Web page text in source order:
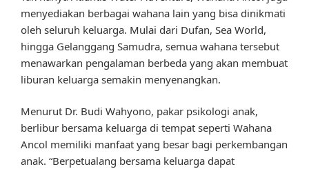
menyediakan berbagai wahana lain yang bisa dinikmati
oleh seluruh keluarga. Mulai dari Dufan, Sea World,
hingga Gelanggang Samudra, semua wahana tersebut
menawarkan pengalaman berbeda yang akan membuat
liburan keluarga semakin menyenangkan.
Menurut Dr. Budi Wahyono, pakar psikologi anak,
berlibur bersama keluarga di tempat seperti Wahana
Ancol memiliki manfaat yang besar bagi perkembangan
anak. “Berpetualang bersama keluarga dapat